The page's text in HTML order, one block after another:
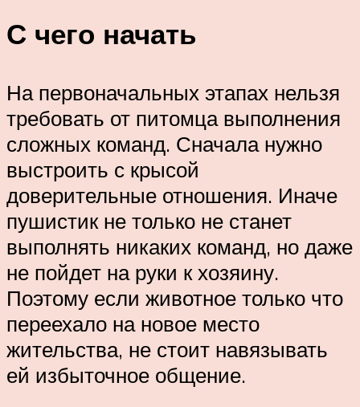
С чего начать
На первоначальных этапах нельзя
требовать от питомца выполнения
сложных команд. Сначала нужно
выстроить с крысой
доверительные отношения. Иначе
пушистик не только не станет
выполнять никаких команд, но даже
не пойдет на руки к хозяину.
Поэтому если животное только что
переехало на новое место
жительства, не стоит навязывать
ей избыточное общение.